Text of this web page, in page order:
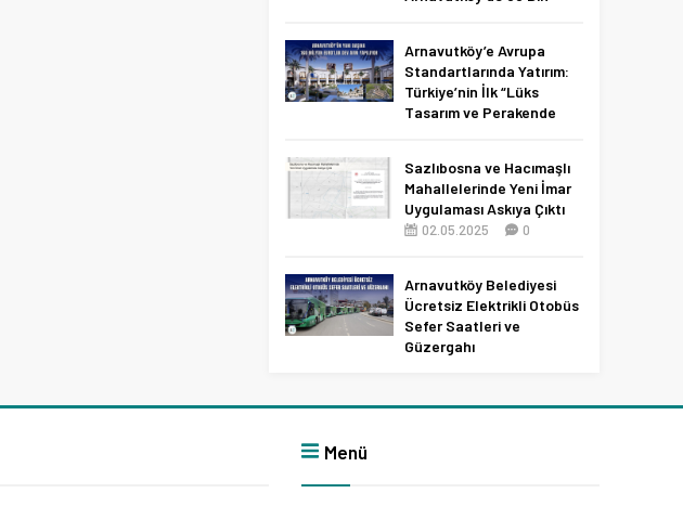
11.04.2026 0
Arnavutköy’e Avrupa
Standartlarında Yatırım:
Türkiye’nin İlk “Lüks
Tasarım ve Perakende
Sazlıbosna ve Hacımaşlı
Mahallelerinde Yeni İmar
Uygulaması Askıya Çıktı
02.05.2025 0
Arnavutköy Belediyesi
Ücretsiz Elektrikli Otobüs
Sefer Saatleri ve
Güzergahı
Menü